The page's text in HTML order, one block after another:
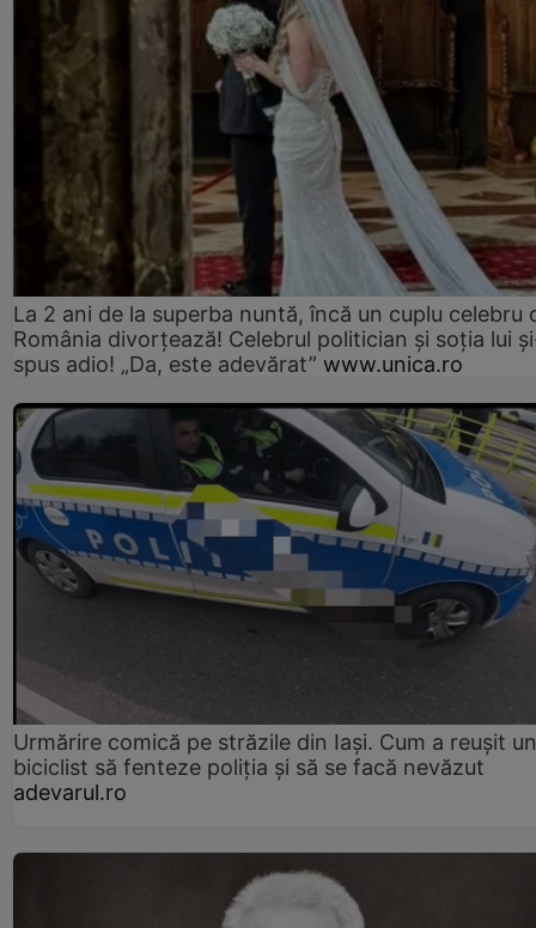
La 2 ani de la superba nuntă, încă un cuplu celebru
România divorțează! Celebrul politician și soția lui
spus adio! „Da, este adevărat” www.unica.ro
Urmărire comică pe străzile din Iași. Cum a reușit un
biciclist să fenteze poliția și să se facă nevăzut
adevarul.ro